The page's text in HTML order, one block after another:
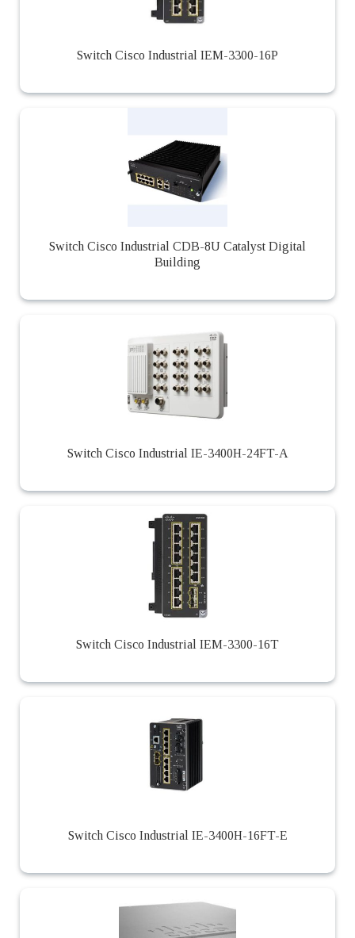
Switch Cisco Industrial IEM-3300-16P
Switch Cisco Industrial CDB-8U Catalyst Digital
Building
Switch Cisco Industrial IE-3400H-24FT-A
Switch Cisco Industrial IEM-3300-16T
Switch Cisco Industrial IE-3400H-16FT-E